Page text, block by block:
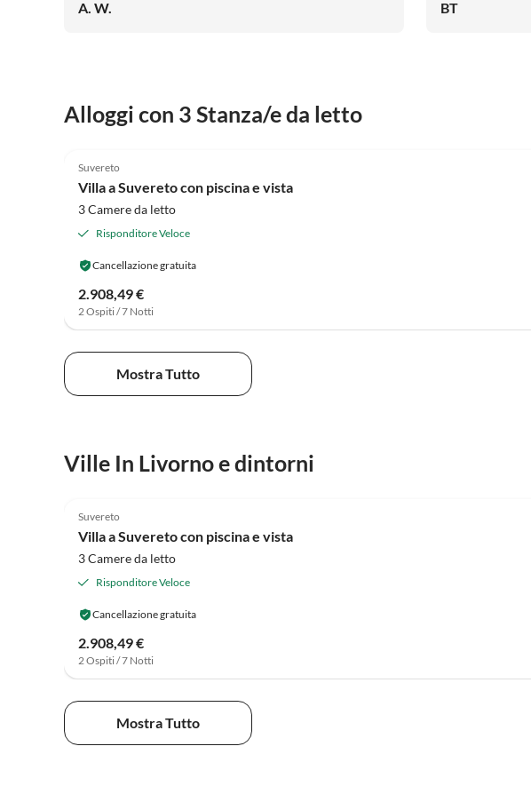
A. W. BT
Alloggi con 3 Stanza/e da letto
Suvereto
Villa a Suvereto con piscina e vista
3 Camere da letto
Risponditore Veloce
Cancellazione gratuita
2.908,49 €
2 Ospiti / 7 Notti
Mostra Tutto
Ville In Livorno e dintorni
Suvereto
Villa a Suvereto con piscina e vista
3 Camere da letto
Risponditore Veloce
Cancellazione gratuita
2.908,49 €
2 Ospiti / 7 Notti
Mostra Tutto